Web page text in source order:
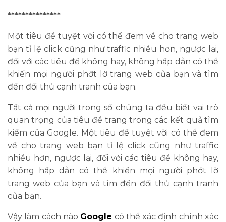
***************
Một tiêu đề tuyệt vời có thể đem về cho trang web
bạn tỉ lệ click cũng như traffic nhiều hơn, ngược lại,
đối với các tiêu đề không hay, không hấp dẫn có thể
khiến mọi người phớt lờ trang web của bạn và tìm
đến đối thủ cạnh tranh của bạn.
Tất cả mọi người trong số chúng ta đều biết vai trò
quan trọng của tiêu đề trang trong các kết quả tìm
kiếm của Google. Một tiêu đề tuyệt vời có thể đem
về cho trang web bạn tỉ lệ click cũng như traffic
nhiều hơn, ngược lại, đối với các tiêu đề không hay,
không hấp dẫn có thể khiến mọi người phớt lờ
trang web của bạn và tìm đến đối thủ cạnh tranh
của bạn.
Vậy làm cách nào Google có thể xác định chính xác